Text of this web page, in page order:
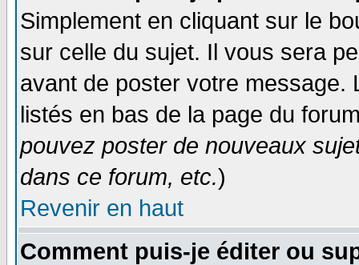
Simplement en cliquant sur le
sur celle du sujet. Il vous sera
avant de poster votre
listés en bas de la page du
pouvez poster de nouveaux
dans ce forum, etc.)
Revenir en haut
Comment puis-je éditer ou